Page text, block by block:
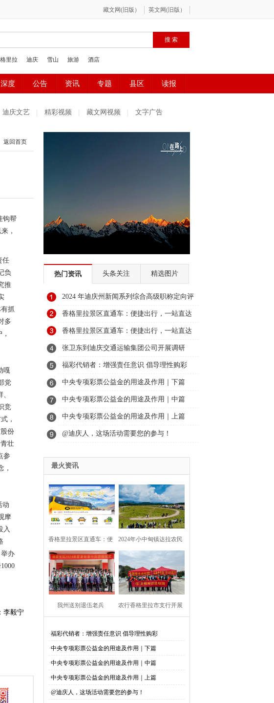
迪庆文艺 精彩视频 藏文网视频 文字广告
社区精选 魅力古镇 百姓感受
返回首页
钩帮
，
任
负
推
抓
多
嘎
党
竞
，
份
壮
参
，
动
摩
入
办
李毅宁
热门资讯 头条关注 精选图片
2024 年迪庆州新闻系列综合高级职称定向评
审通过人员名单公示
香格里拉景区直通车：便捷出行，一站直达
美景
香格里拉景区直通车：便捷出行，一站直达
美景
张卫东到迪庆交通运输集团公司开展调研
福彩代销者：增强责任意识 倡导理性购彩
中央专项彩票公益金的用途及作用｜下篇
中央专项彩票公益金的用途及作用｜中篇
中央专项彩票公益金的用途及作用｜上篇
@迪庆人，这场活动需要您的参与！
最火资讯
香格里拉景区直通车：便
捷出行，一站直达美景
2024年小中甸镇达拉农民
丰收节在团结村吉达木草
原举行
我州送别退伍老兵​ 农行香格里拉市支行开展
·福彩代销者：增强责任意识 倡导理性购彩
·中央专项彩票公益金的用途及作用｜下篇
·中央专项彩票公益金的用途及作用｜中篇
·中央专项彩票公益金的用途及作用｜上篇
·@迪庆人，这场活动需要您的参与！